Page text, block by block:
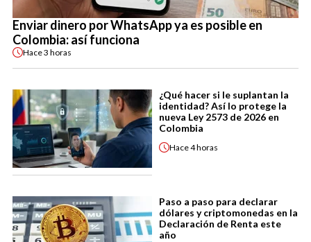
Enviar dinero por WhatsApp ya es posible en
Colombia: así funciona
Hace3 horas
¿Qué hacer si le suplantan la
identidad? Así lo protege la
nueva Ley 2573 de 2026 en
Colombia
Hace4 horas
Paso a paso para declarar
dólares y criptomonedas en la
Declaración de Renta este
año